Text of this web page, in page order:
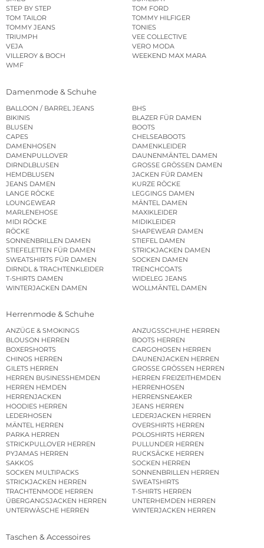
STEP BY STEP
TOM FORD
TOM TAILOR
TOMMY HILFIGER
TOMMY JEANS
TONIES
TRIUMPH
VEE COLLECTIVE
VEJA
VERO MODA
VILLEROY & BOCH
WEEKEND MAX MARA
WMF
Damenmode & Schuhe
BALLOON / BARREL JEANS
BHS
BIKINIS
BLAZER FÜR DAMEN
BLUSEN
BOOTS
CAPES
CHELSEABOOTS
DAMENHOSEN
DAMENKLEIDER
DAMENPULLOVER
DAUNENMÄNTEL DAMEN
DIRNDLBLUSEN
GROSSE GRÖSSEN DAMEN
HEMDBLUSEN
JACKEN FÜR DAMEN
JEANS DAMEN
KURZE RÖCKE
LANGE RÖCKE
LEGGINGS DAMEN
LOUNGEWEAR
MÄNTEL DAMEN
MARLENEHOSE
MAXIKLEIDER
MIDI RÖCKE
MIDIKLEIDER
RÖCKE
SHAPEWEAR DAMEN
SONNENBRILLEN DAMEN
STIEFEL DAMEN
STIEFELETTEN FÜR DAMEN
STRICKJACKEN DAMEN
SWEATSHIRTS FÜR DAMEN
SOCKEN DAMEN
DIRNDL & TRACHTENKLEIDER
TRENCHCOATS
T-SHIRTS DAMEN
WIDELEG JEANS
WINTERJACKEN DAMEN
WOLLMÄNTEL DAMEN
Herrenmode & Schuhe
ANZÜGE & SMOKINGS
ANZUGSSCHUHE HERREN
BLOUSON HERREN
BOOTS HERREN
BOXERSHORTS
CARGOHOSEN HERREN
CHINOS HERREN
DAUNENJACKEN HERREN
GILETS HERREN
GROSSE GRÖSSEN HERREN
HERREN BUSINESSHEMDEN
HERREN FREIZEITHEMDEN
HERREN HEMDEN
HERRENHOSEN
HERRENJACKEN
HERRENSNEAKER
HOODIES HERREN
JEANS HERREN
LEDERHOSEN
LEDERJACKEN HERREN
MÄNTEL HERREN
OVERSHIRTS HERREN
PARKA HERREN
POLOSHIRTS HERREN
STRICKPULLOVER HERREN
PULLUNDER HERREN
PYJAMAS HERREN
RUCKSÄCKE HERREN
SAKKOS
SOCKEN HERREN
SOCKEN MULTIPACKS
SONNENBRILLEN HERREN
STRICKJACKEN HERREN
SWEATSHIRTS
TRACHTENMODE HERREN
T-SHIRTS HERREN
ÜBERGANGSJACKEN HERREN
UNTERHEMDEN HERREN
UNTERWÄSCHE HERREN
WINTERJACKEN HERREN
Taschen & Accessoires